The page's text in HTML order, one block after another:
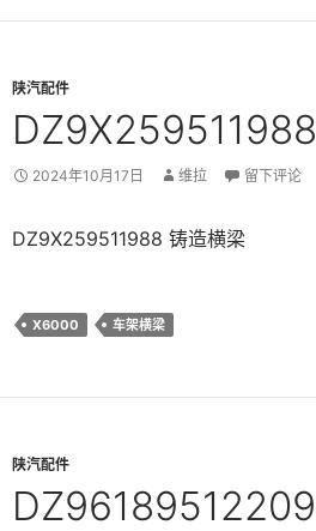
陕汽配件
DZ9X259511988
2024年10月17日 维拉 留下评论
DZ9X259511988 铸造横梁
X6000 车架横梁
陕汽配件
DZ96189512209